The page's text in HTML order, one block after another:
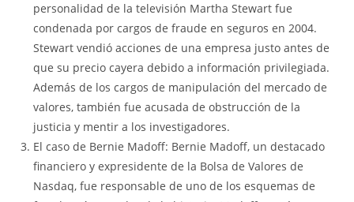
personalidad de la televisión Martha Stewart fue
condenada por cargos de fraude en seguros en 2004.
Stewart vendió acciones de una empresa justo antes de
que su precio cayera debido a información privilegiada.
Además de los cargos de manipulación del mercado de
valores, también fue acusada de obstrucción de la
justicia y mentir a los investigadores.
El caso de Bernie Madoff: Bernie Madoff, un destacado
financiero y expresidente de la Bolsa de Valores de
Nasdaq, fue responsable de uno de los esquemas de